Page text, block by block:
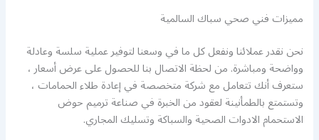
مميزات فني صحي سباك السالمية
نحن نقدر عملائنا ونفعل كل ما في وسعنا لتوفير عملية سلسة وعادلة
وواضحة ومباشرة. من لحظة الاتصال بنا للحصول على عرض أسعار ،
ستعرف أنك تتعامل مع شركة متخصصة في إعادة طلاء الحمامات ،
وتستمتع بالطمأنينة لعقود من الخبرة في صناعة ترميم حوض
الاستحمام الادوات الصحية والسباكة وتسليك المجاري.